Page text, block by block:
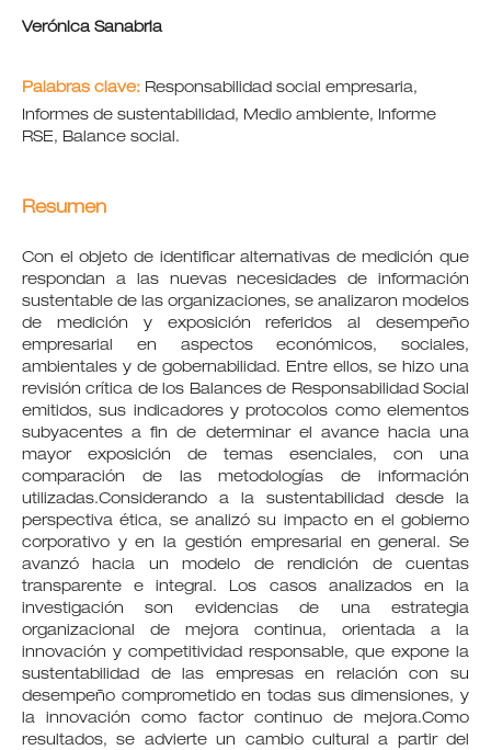
Verónica Sanabria
Palabras clave: Responsabilidad social empresaria,
Informes de sustentabilidad, Medio ambiente, Informe
RSE, Balance social.
Resumen
Con el objeto de identificar alternativas de medición que
respondan a las nuevas necesidades de información
sustentable de las organizaciones, se analizaron modelos
de medición y exposición referidos al desempeño
empresarial en aspectos económicos, sociales,
ambientales y de gobernabilidad. Entre ellos, se hizo una
revisión crítica de los Balances de Responsabilidad Social
emitidos, sus indicadores y protocolos como elementos
subyacentes a fin de determinar el avance hacia una
mayor exposición de temas esenciales, con una
comparación de las metodologías de información
utilizadas.Considerando a la sustentabilidad desde la
perspectiva ética, se analizó su impacto en el gobierno
corporativo y en la gestión empresarial en general. Se
avanzó hacia un modelo de rendición de cuentas
transparente e integral. Los casos analizados en la
investigación son evidencias de una estrategia
organizacional de mejora continua, orientada a la
innovación y competitividad responsable, que expone la
sustentabilidad de las empresas en relación con su
desempeño comprometido en todas sus dimensiones, y
la innovación como factor continuo de mejora.Como
resultados, se advierte un cambio cultural a partir del